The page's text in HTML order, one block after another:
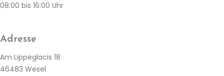
08:00 bis 16:00 Uhr
Adresse
Am Lippeglacis 18
46483 Wesel